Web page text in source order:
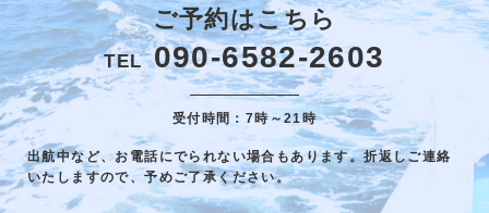
ご予約はこちら
TEL 090-6582-2603
受付時間：7時～21時
出航中など、お電話にでられない場合もあります。折返しご連絡
いたしますので、予めご了承ください。